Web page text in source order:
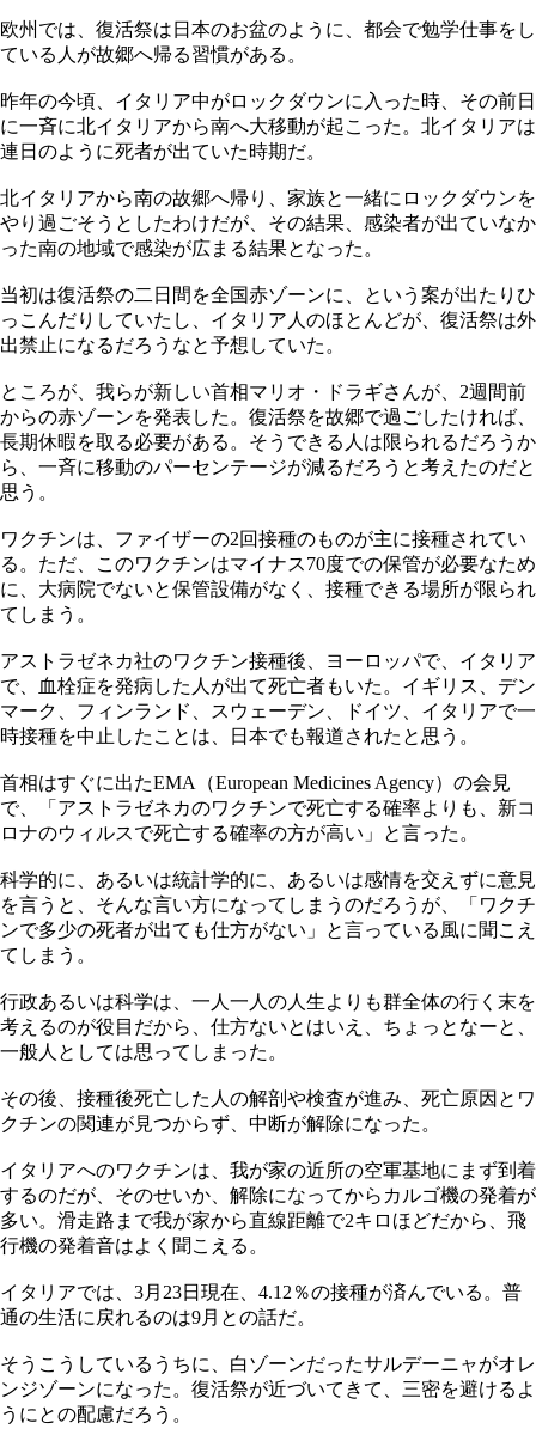
欧州では、復活祭は日本のお盆のように、都会で勉学仕事をし
ている人が故郷へ帰る習慣がある。
昨年の今頃、イタリア中がロックダウンに入った時、その前日
に一斉に北イタリアから南へ大移動が起こった。北イタリアは
連日のように死者が出ていた時期だ。
北イタリアから南の故郷へ帰り、家族と一緒にロックダウンを
やり過ごそうとしたわけだが、その結果、感染者が出ていなか
った南の地域で感染が広まる結果となった。
当初は復活祭の二日間を全国赤ゾーンに、という案が出たりひ
っこんだりしていたし、イタリア人のほとんどが、復活祭は外
出禁止になるだろうなと予想していた。
ところが、我らが新しい首相マリオ・ドラギさんが、2週間前
からの赤ゾーンを発表した。復活祭を故郷で過ごしたければ、
長期休暇を取る必要がある。そうできる人は限られるだろうか
ら、一斉に移動のパーセンテージが減るだろうと考えたのだと
思う。
ワクチンは、ファイザーの2回接種のものが主に接種されてい
る。ただ、このワクチンはマイナス70度での保管が必要なため
に、大病院でないと保管設備がなく、接種できる場所が限られ
てしまう。
アストラゼネカ社のワクチン接種後、ヨーロッパで、イタリア
で、血栓症を発病した人が出て死亡者もいた。イギリス、デン
マーク、フィンランド、スウェーデン、ドイツ、イタリアで一
時接種を中止したことは、日本でも報道されたと思う。
首相はすぐに出たEMA（European Medicines Agency）の会見
で、「アストラゼネカのワクチンで死亡する確率よりも、新コ
ロナのウィルスで死亡する確率の方が高い」と言った。
科学的に、あるいは統計学的に、あるいは感情を交えずに意見
を言うと、そんな言い方になってしまうのだろうが、「ワクチ
ンで多少の死者が出ても仕方がない」と言っている風に聞こえ
てしまう。
行政あるいは科学は、一人一人の人生よりも群全体の行く末を
考えるのが役目だから、仕方ないとはいえ、ちょっとなーと、
一般人としては思ってしまった。
その後、接種後死亡した人の解剖や検査が進み、死亡原因とワ
クチンの関連が見つからず、中断が解除になった。
イタリアへのワクチンは、我が家の近所の空軍基地にまず到着
するのだが、そのせいか、解除になってからカルゴ機の発着が
多い。滑走路まで我が家から直線距離で2キロほどだから、飛
行機の発着音はよく聞こえる。
イタリアでは、3月23日現在、4.12％の接種が済んでいる。普
通の生活に戻れるのは9月との話だ。
そうこうしているうちに、白ゾーンだったサルデーニャがオレ
ンジゾーンになった。復活祭が近づいてきて、三密を避けるよ
うにとの配慮だろう。